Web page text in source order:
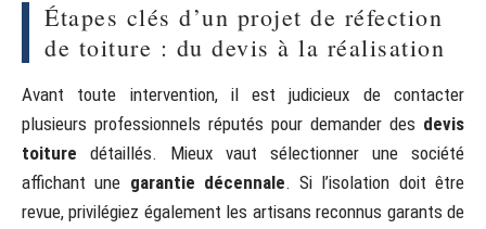
Étapes clés d’un projet de réfection
de toiture : du devis à la réalisation
Avant toute intervention, il est judicieux de contacter
plusieurs professionnels réputés pour demander des devis
toiture détaillés. Mieux vaut sélectionner une société
affichant une garantie décennale. Si l’isolation doit être
revue, privilégiez également les artisans reconnus garants de